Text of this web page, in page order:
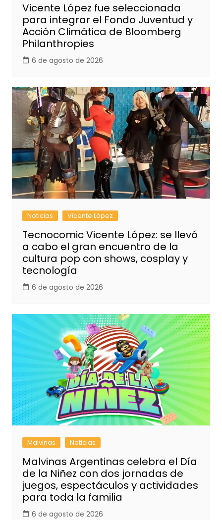
Vicente López fue seleccionada
para integrar el Fondo Juventud y
Acción Climática de Bloomberg
Philanthropies
6 de agosto de 2026
Noticias Vicente López
Tecnocomic Vicente López: se llevó
a cabo el gran encuentro de la
cultura pop con shows, cosplay y
tecnología
6 de agosto de 2026
Malvinas Noticias
Malvinas Argentinas celebra el Día
de la Niñez con dos jornadas de
juegos, espectáculos y actividades
para toda la familia
6 de agosto de 2026